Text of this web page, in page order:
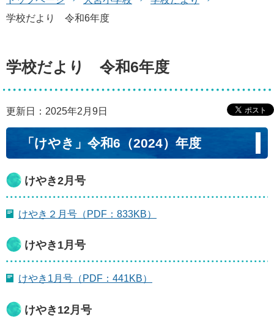
学校だより 令和6年度
学校だより 令和6年度
更新日：2025年2月9日
「けやき」令和6（2024）年度
けやき2月号
けやき２月号（PDF：833KB）
けやき1月号
けやき1月号（PDF：441KB）
けやき12月号